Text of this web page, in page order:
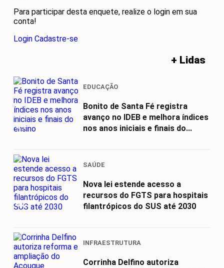
Para participar desta enquete, realize o login em sua
conta!
Login Cadastre-se
+ Lidas
01
EDUCAÇÃO
Bonito de Santa Fé registra
avanço no IDEB e melhora índices
nos anos iniciais e finais do...
02
SAÚDE
Nova lei estende acesso a
recursos do FGTS para hospitais
filantrópicos do SUS até 2030
INFRAESTRUTURA
Corrinha Delfino autoriza